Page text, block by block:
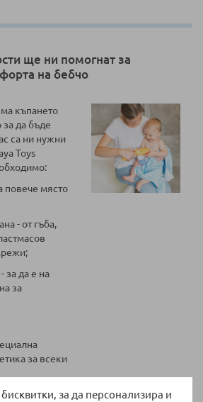
за да персонализира и
ще ни помогнат за
на бебчо
къпането
за да бъде
са ни нужни
Toys
повече място
- от гъба,
за да е на
за
за всеки
да сте сигурни,